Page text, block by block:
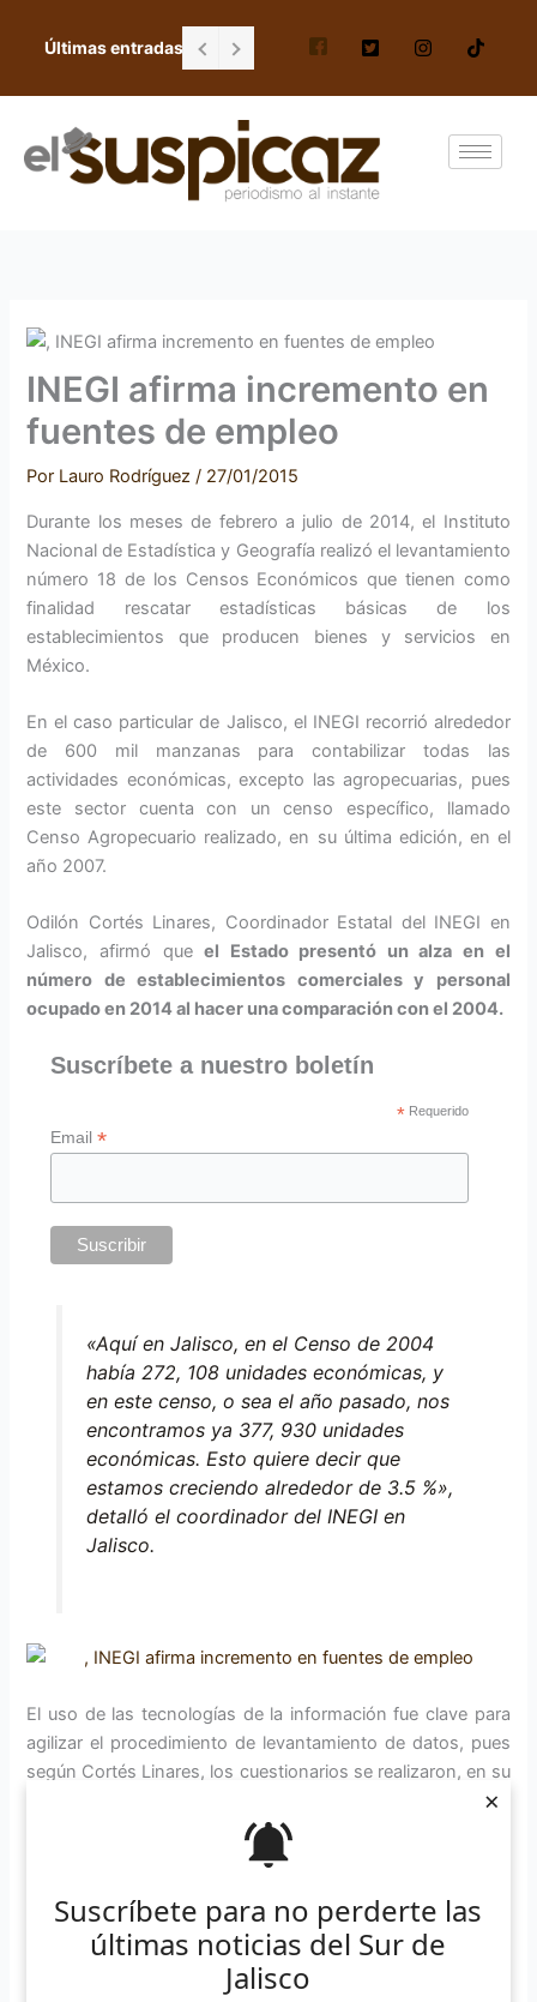
Suscríbete para no perderte las
últimas noticias del Sur de
Jalisco
×
Últimas entradas Falta de personal en escuela Gordiano
INEGI afirma incremento en
fuentes de empleo
Por Lauro Rodríguez/ 27/01/2015
Durante los meses de febrero a julio de 2014, el Instituto
Nacional de Estadística y Geografía realizó el levantamiento
número 18 de los Censos Económicos que tienen como
finalidad rescatar estadísticas básicas de los
establecimientos que producen bienes y servicios en
México.
En el caso particular de Jalisco, el INEGI recorrió alrededor
de 600 mil manzanas para contabilizar todas las
actividades económicas, excepto las agropecuarias, pues
este sector cuenta con un censo específico, llamado
Censo Agropecuario realizado, en su última edición, en el
año 2007.
Odilón Cortés Linares, Coordinador Estatal del INEGI en
Jalisco, afirmó queel Estado presentó un alza en el
número de establecimientos comerciales y personal
ocupado en 2014 al hacer una comparación con el 2004.
Suscríbete a nuestro boletín
* Requerido
Email*
«Aquí en Jalisco, en el Censo de 2004
había 272, 108 unidades económicas, y
en este censo, o sea el año pasado, nos
encontramos ya 377, 930 unidades
económicas. Esto quiere decir que
estamos creciendo alrededor de 3.5 %»,
detalló el coordinador del INEGI en
Jalisco.
El uso de las tecnologías de la información fue clave para
agilizar el procedimiento de levantamiento de datos, pues
según Cortés Linares, los cuestionarios se realizaron, en su
mayoría mediante equipos de cómputo móviles. Además,
el INEGI presentó la actualización del Directorio
Estadístico Nacional de Unidades Económicas
ubicar los establecimientos comerciales o de servicios
existentes en su localidad.